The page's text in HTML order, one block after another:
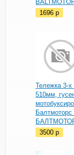
1696p
Тележка 3-х
510мм,
Балтмоторс
3500p